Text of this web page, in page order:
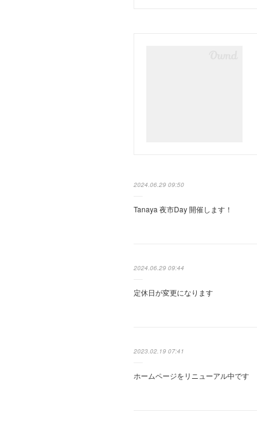
2024.06.29 09:50
Tanaya 夜市Day 開催します！
2024.06.29 09:44
定休日が変更になります
2023.02.19 07:41
ホームページをリニューアル中です